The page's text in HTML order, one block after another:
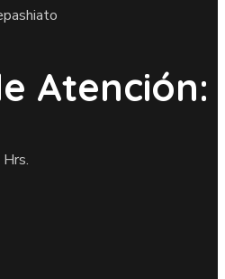
Atención: